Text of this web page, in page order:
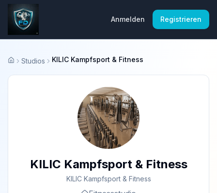
Anmelden Registrieren
Startseite
Studios KILIC Kampfsport & Fitness
KILIC Kampfsport & Fitness
KILIC Kampfsport & Fitness